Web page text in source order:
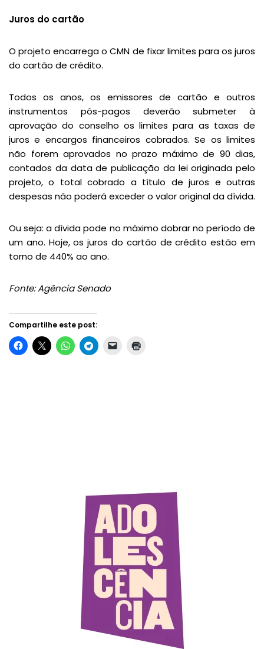
Juros do cartão
O projeto encarrega o CMN de fixar limites para os juros
do cartão de crédito.
Todos os anos, os emissores de cartão e outros
instrumentos pós-pagos deverão submeter à
aprovação do conselho os limites para as taxas de
juros e encargos financeiros cobrados. Se os limites
não forem aprovados no prazo máximo de 90 dias,
contados da data de publicação da lei originada pelo
projeto, o total cobrado a título de juros e outras
despesas não poderá exceder o valor original da dívida.
Ou seja: a dívida pode no máximo dobrar no período de
um ano. Hoje, os juros do cartão de crédito estão em
torno de 440% ao ano.
Fonte: Agência Senado
Compartilhe este post: